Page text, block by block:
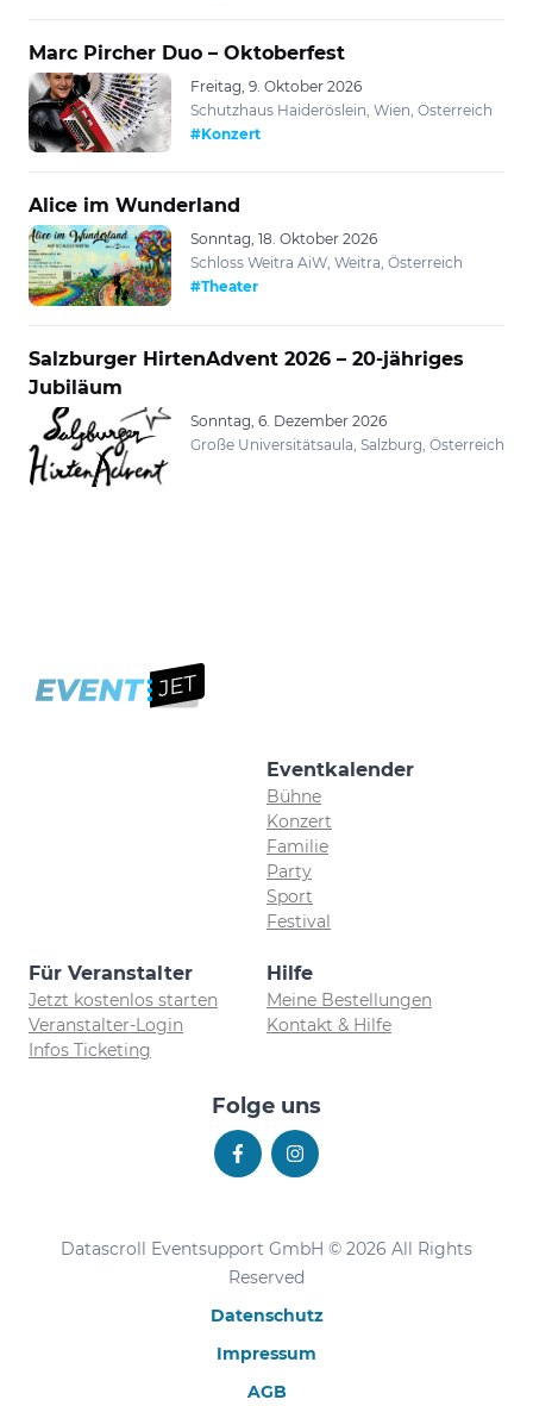
Marc Pircher Duo – Oktoberfest
Freitag, 9. Oktober 2026
Schutzhaus Haideröslein, Wien, Österreich
#Konzert
Alice im Wunderland
Sonntag, 18. Oktober 2026
Schloss Weitra AiW, Weitra, Österreich
#Theater
Salzburger HirtenAdvent 2026 – 20-jähriges
Jubiläum
Sonntag, 6. Dezember 2026
Große Universitätsaula, Salzburg, Österreich
Eventkalender
Bühne
Konzert
Familie
Party
Sport
Festival
Für Veranstalter
Jetzt kostenlos starten
Veranstalter-Login
Infos Ticketing
Hilfe
Meine Bestellungen
Kontakt & Hilfe
Folge uns
Datascroll Eventsupport GmbH © 2026 All Rights
Reserved
Datenschutz
Impressum
AGB